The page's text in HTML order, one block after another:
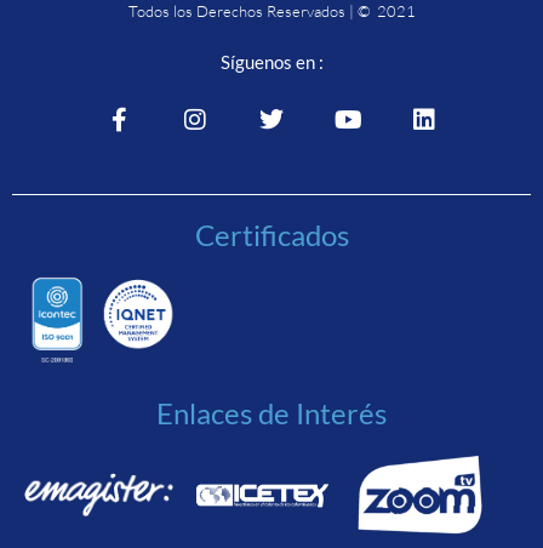
Todos los Derechos Reservados | © 2021
Síguenos en :
Certificados
Enlaces de Interés